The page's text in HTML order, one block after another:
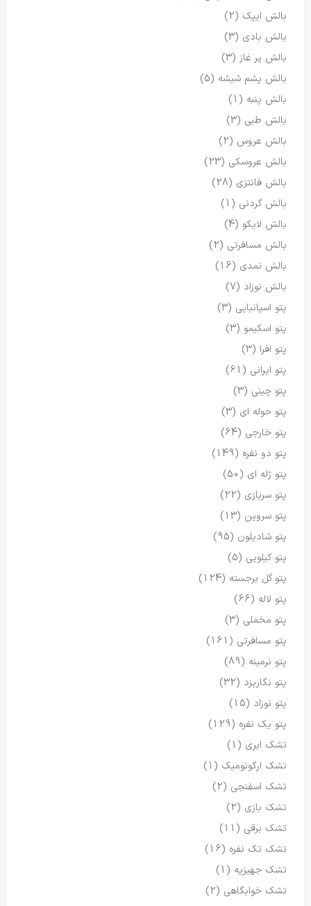
بالش ایپک (2)
بالش بادی (3)
بالش پر غاز (3)
بالش پشم شیشه (5)
بالش پنبه (1)
بالش طبی (3)
بالش عروس (2)
بالش عروسکی (23)
بالش فانتزی (28)
بالش گردنی (1)
بالش لایکو (4)
بالش مسافرتی (2)
بالش نمدی (16)
بالش نوزاد (7)
پتو اسپانیایی (3)
پتو اسکیمو (3)
پتو افرا (3)
پتو ایرانی (61)
پتو چینی (3)
پتو حوله ای (3)
پتو خارجی (64)
پتو دو نفره (149)
پتو ژله ای (50)
پتو سربازی (22)
پتو سروین (13)
پتو شادیلون (95)
پتو کیلویی (5)
پتو گل برجسته (124)
پتو لاله (66)
پتو مخملی (3)
پتو مسافرتی (161)
پتو نرمینه (89)
پتو نگاریزد (32)
پتو نوزاد (15)
پتو یک نفره (129)
تشک ابری (1)
تشک ارگونومیک (1)
تشک اسفنجی (2)
تشک بازی (2)
تشک برقی (11)
تشک تک نفره (16)
تشک جهیزیه (1)
تشک خوابگاهی (2)